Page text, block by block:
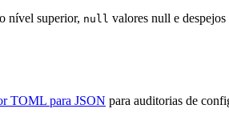
nível superior, null valores null e
TOML para JSON para auditorias de